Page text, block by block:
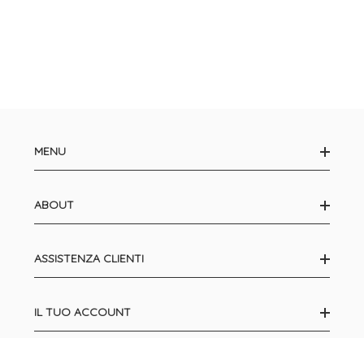
MENU
ABOUT
ASSISTENZA CLIENTI
IL TUO ACCOUNT